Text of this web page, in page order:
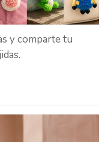
y comparte tu